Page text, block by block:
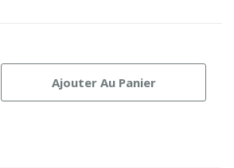
Ajouter Au Panier